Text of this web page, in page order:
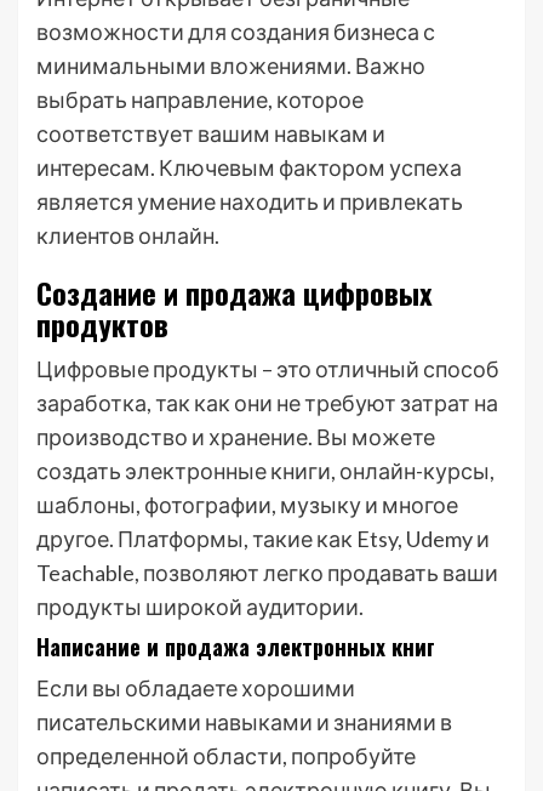
возможности для создания бизнеса с
минимальными вложениями. Важно
выбрать направление, которое
соответствует вашим навыкам и
интересам. Ключевым фактором успеха
является умение находить и привлекать
клиентов онлайн.
Создание и продажа цифровых
продуктов
Цифровые продукты – это отличный способ
заработка, так как они не требуют затрат на
производство и хранение. Вы можете
создать электронные книги, онлайн-курсы,
шаблоны, фотографии, музыку и многое
другое. Платформы, такие как Etsy, Udemy и
Teachable, позволяют легко продавать ваши
продукты широкой аудитории.
Написание и продажа электронных книг
Если вы обладаете хорошими
писательскими навыками и знаниями в
определенной области, попробуйте